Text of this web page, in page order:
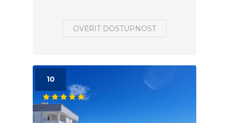
OVĚŘIT DOSTUPNOST
10